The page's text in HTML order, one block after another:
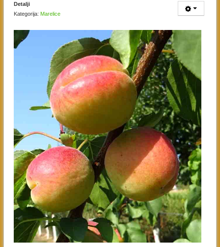
Detalji
Kategorija: Marelice